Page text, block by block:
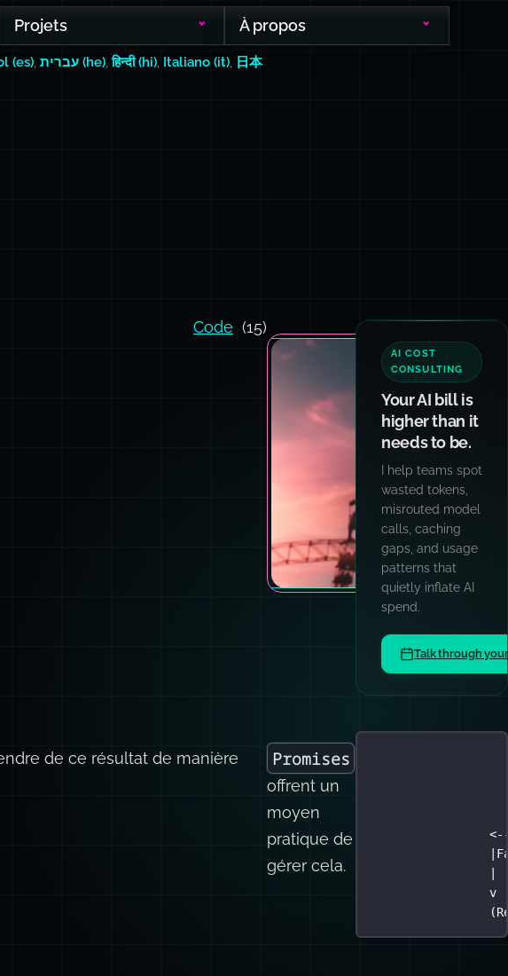
Projets À propos
(es) עברית (he) ,हिन्दी (hi) Italiano (it)
日本
Code (15)
AI COST
CONSULTING
Your AI bill is
higher than it
needs to be.
I help teams spot
wasted tokens,
misrouted model
calls, caching
gaps, and usage
patterns that
quietly inflate AI
spend.
Talk through
de ce résultat de manière
Promises
offrent un
moyen
pratique de
gérer cela.
v